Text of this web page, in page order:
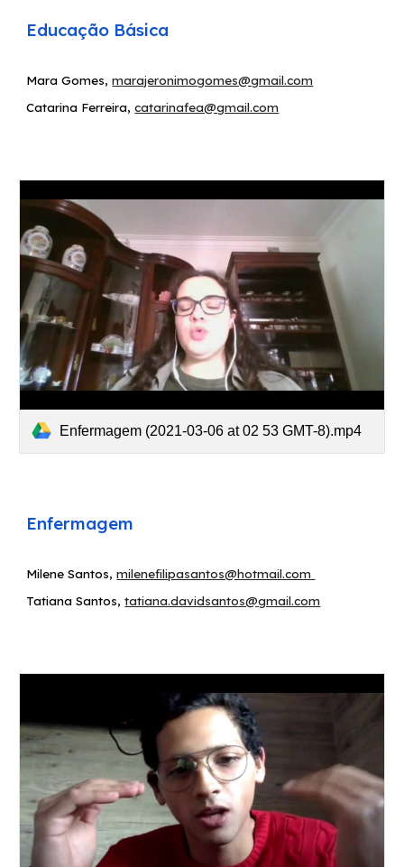
Educação Básica
Mara Gomes,marajeronimogomes@gmail.com
Catarina Ferreira,catarinafea@gmail.com
Enfermagem (2021-03-06 at 02 53 GMT-8).mp4
Enfermagem
Milene Santos,milenefilipasantos@hotmail.com
Tatiana Santos,tatiana.davidsantos@gmail.com